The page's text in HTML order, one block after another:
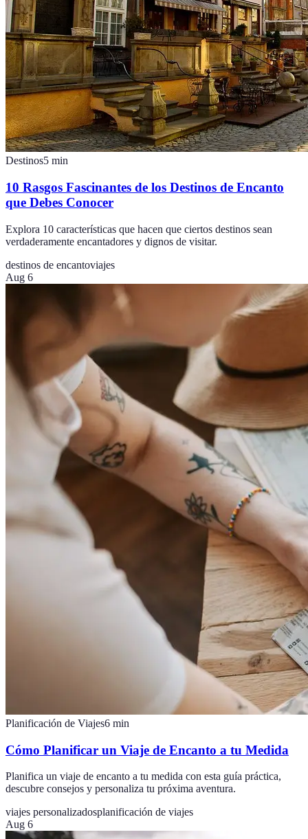
Destinos5 min
10 Rasgos Fascinantes de los Destinos de Encanto
que Debes Conocer
Explora 10 características que hacen que ciertos destinos sean
verdaderamente encantadores y dignos de visitar.
destinos de encantoviajes
Aug 6
Planificación de Viajes6 min
Cómo Planificar un Viaje de Encanto a tu Medida
Planifica un viaje de encanto a tu medida con esta guía práctica,
descubre consejos y personaliza tu próxima aventura.
viajes personalizadosplanificación de viajes
Aug 6